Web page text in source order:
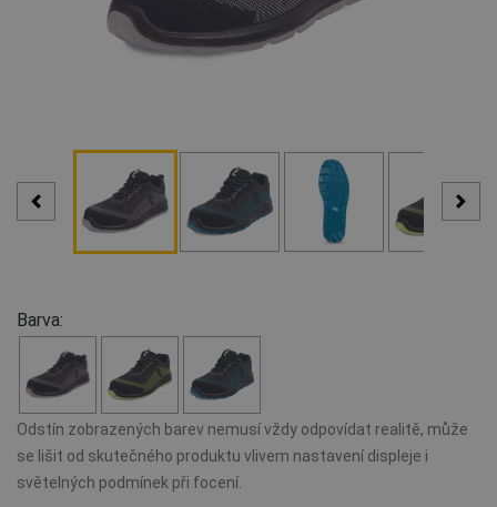
Barva:
Odstín zobrazených barev nemusí vždy odpovídat realitě, může
se lišit od skutečného produktu vlivem nastavení displeje i
světelných podmínek při focení.